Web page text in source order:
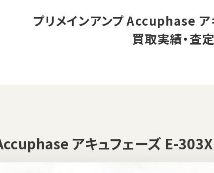
プリメインアンプ Accuphase
買取実績・査
アキュフェーズ E-